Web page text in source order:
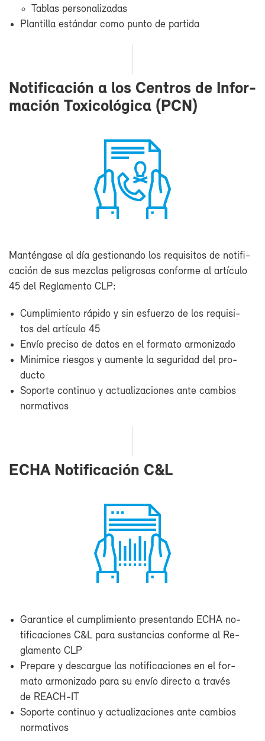
Ta­blas per­so­na­li­za­das
Plan­ti­lla es­tán­dar co­mo pun­to de par­ti­da
No­ti­fi­ca­ción a los Cen­tros de In­for­
ma­ción To­xi­co­ló­gi­ca (PCN)
Man­tén­ga­se al día ges­tio­nan­do los re­qui­si­tos de no­ti­fi­
ca­ción de sus mez­clas pe­li­gro­sas con­for­me al ar­tícu­lo
45 del Re­gla­men­to CLP:
Cum­pli­mien­to rá­pi­do y sin es­fuer­zo de los re­qui­si­
tos del ar­tícu­lo 45
En­vío pre­ci­so de da­tos en el for­ma­to ar­mo­ni­za­do
Mi­ni­mi­ce ries­gos y au­men­te la se­gu­ri­dad del pro­
duc­to
So­por­te con­ti­nuo y ac­tua­li­za­cio­nes an­te cam­bios
nor­ma­ti­vos
ECHA No­ti­fi­ca­ción C&L
Ga­ran­ti­ce el cum­pli­mien­to pre­sen­tan­do ECHA no­
ti­fi­ca­cio­nes C&L pa­ra sus­tan­cias con­for­me al Re­
gla­men­to CLP
Pre­pa­re y des­car­gue las no­ti­fi­ca­cio­nes en el for­
ma­to ar­mo­ni­za­do pa­ra su en­vío di­rec­to a tra­vés
de REACH-​IT
So­por­te con­ti­nuo y ac­tua­li­za­cio­nes an­te cam­bios
nor­ma­ti­vos